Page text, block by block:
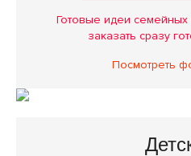
Готовые идеи
заказать сразу
Посмотреть